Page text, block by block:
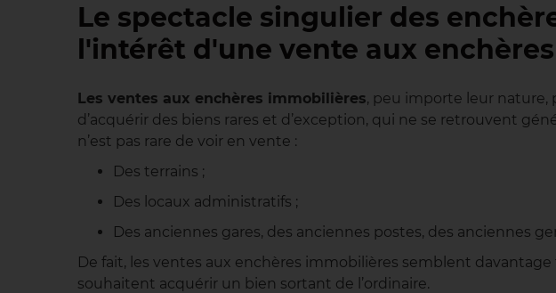
Le spectacle singulier des
l'intérêt d'une vente aux enchères
Les ventes aux enchères immobilières, peu importe leur
d’acquérir des biens rares et d’exception, qui ne se retrouvent
n’est pas rare de voir en vente :
Des terrains ;
Des locaux administratifs ;
Des anciennes gares, des anciennes postes, des anciennes
De fait, les ventes aux enchères immobilières semblent
souhaitent acquérir un bien sortant de l’ordinaire.